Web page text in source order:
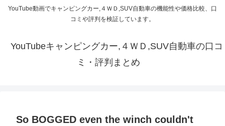
YouTube動画でキャンピングカー,４ＷＤ,SUV自動車の機能性や価格比較、口
コミや評判を検証しています。
YouTubeキャンピングカー,４ＷＤ,SUV自動車の口コ
ミ・評判まとめ
So BOGGED even the winch couldn't